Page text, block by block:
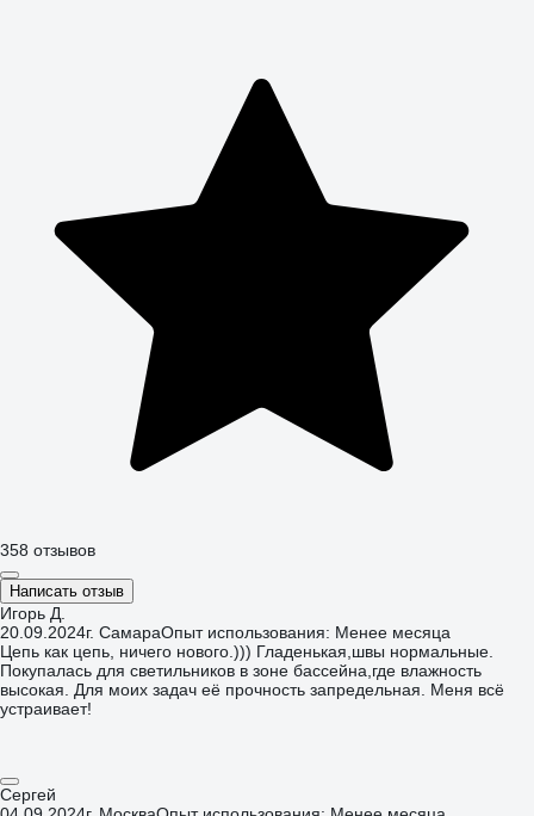
358 отзывов
Написать отзыв
Игорь Д.
20.09.2024г. СамараОпыт использования: Менее месяца
Цепь как цепь, ничего нового.))) Гладенькая,швы нормальные.
Покупалась для светильников в зоне бассейна,где влажность
высокая. Для моих задач её прочность запредельная. Меня всё
устраивает!
Сергей